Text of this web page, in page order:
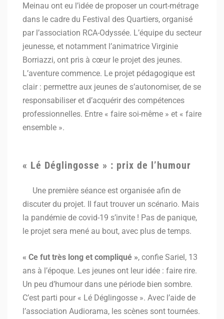
Meinau ont eu l’idée de proposer un court-métrage
dans le cadre du Festival des Quartiers, organisé
par l’association RCA-Odyssée. L’équipe du secteur
jeunesse, et notamment l’animatrice Virginie
Borriazzi, ont pris à cœur le projet des jeunes.
L’aventure commence. Le projet pédagogique est
clair : permettre aux jeunes de s’autonomiser, de se
responsabiliser et d’acquérir des compétences
professionnelles. Entre « faire soi-même » et « faire
ensemble ».
« Lé Déglingosse » : prix de l’humour
Une première séance est organisée afin de
discuter du projet. Il faut trouver un scénario. Mais
la pandémie de covid-19 s’invite ! Pas de panique,
le projet sera mené au bout, avec plus de temps.
« Ce fut très long et compliqué », confie Sariel, 13
ans à l’époque. Les jeunes ont leur idée : faire rire.
Un peu d’humour dans une période bien sombre.
C’est parti pour « Lé Déglingosse ». Avec l’aide de
l’association Audiorama, les scènes sont tournées.